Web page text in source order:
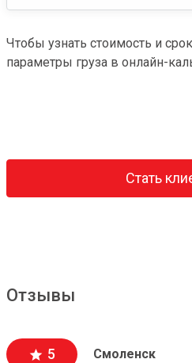
Чтобы узнать стоимость и
параметры груза в онлайн-
Стать
Отзывы
5 Смоленск